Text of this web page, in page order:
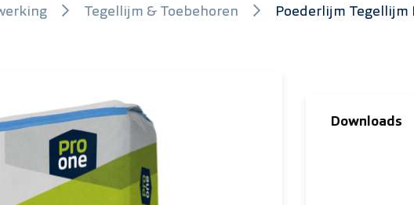
Tegellijm & Toebehoren Poederlijm Tegellijm
Downloads